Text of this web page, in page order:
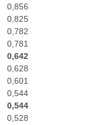
0,856
0,825
0,782
0,781
0,642
0,628
0,601
0,544
0,544
0,528